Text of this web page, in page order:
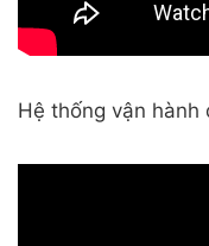
Hệ thống vận